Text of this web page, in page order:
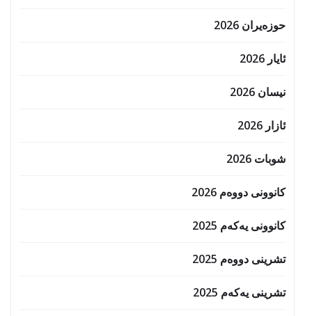
حوزه‌یران 2026
ئایار 2026
نیسان 2026
ئازار 2026
شوبات 2026
کانوونی دووەم 2026
کانوونی یەکەم 2025
تشرینی دووەم 2025
تشرینی یەکەم 2025